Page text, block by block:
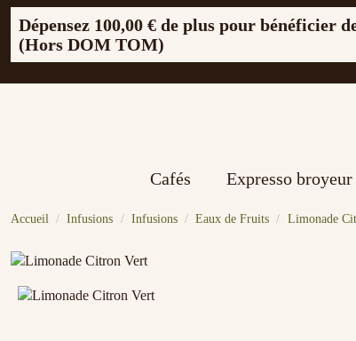
Dépensez 100,00 € de plus pour bénéficier
(Hors DOM TOM)
Cafés Expresso broyeur
Accueil Infusions Infusions Eaux de Fruits Limonade